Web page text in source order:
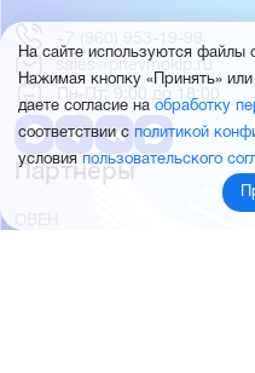
Партнёры
ОВЕН
+7 (960) 953-19-99
sales@pnevmokip.ru
Пн-Пт: 9:00 до 18:00
На сайте используются файлы
Нажимая кнопку «Принять»
даете согласие наобработку
соответствии с политикой
условия пользовательского